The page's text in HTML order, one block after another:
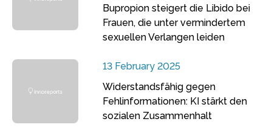
Bupropion steigert die Libido bei
Frauen, die unter vermindertem
sexuellen Verlangen leiden
13 February 2025
Widerstandsfähig gegen
Fehlinformationen: KI stärkt den
sozialen Zusammenhalt